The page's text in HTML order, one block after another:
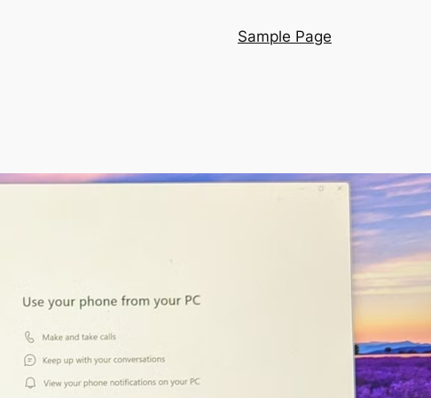
Sample Page